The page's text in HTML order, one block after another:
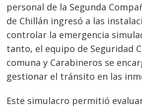
personal de la Segunda
de Chillán ingresó a las
controlar la emergencia
tanto, el equipo de Seguridad
comuna y Carabineros se
gestionar el tránsito en las
Este simulacro permitió